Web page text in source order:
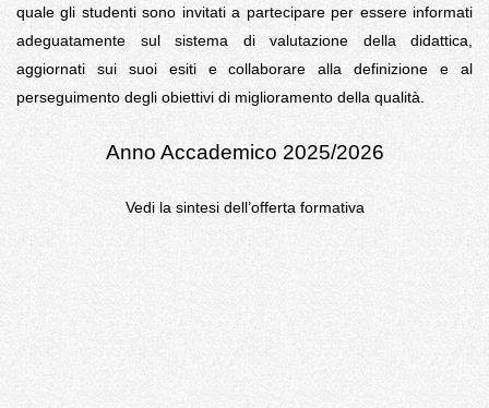
quale gli studenti sono invitati a partecipare per essere informati
adeguatamente sul sistema di valutazione della didattica,
aggiornati sui suoi esiti e collaborare alla definizione e al
perseguimento degli obiettivi di miglioramento della qualità.
Anno Accademico 2025/2026
Vedi la sintesi dell’offerta formativa